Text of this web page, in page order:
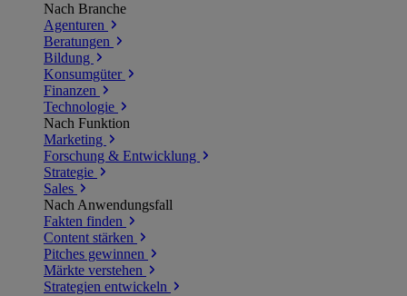
Nach Branche
Agenturen
Beratungen
Bildung
Konsumgüter
Finanzen
Technologie
Nach Funktion
Marketing
Forschung & Entwicklung
Strategie
Sales
Nach Anwendungsfall
Fakten finden
Content stärken
Pitches gewinnen
Märkte verstehen
Strategien entwickeln